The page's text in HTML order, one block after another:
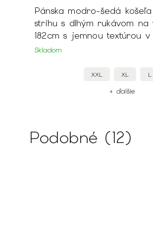
klasického
na výšku 176 až
v látke 19546
Pánska biela
dlhým
19544
XXL
Podobné (12)